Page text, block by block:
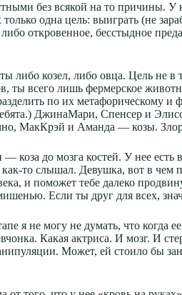
без всякой на то причины. У
одна цель: выиграть (не
откровенное, бесстыдное
либо козел, либо овца. Цель не
ты всего лишь фермерское
по их метафорическому и
ДжинаМари, Спенсер и
МакКрэй и Аманда — козы.
до мозга костей. У нее есть
как-то слышал. Девушка, вот в чем
и поможет тебе далеко
Если ты друг для всех,
я не могу не думать, что когда
Какая актриса. И мозг. И
Может, ей стоило бы